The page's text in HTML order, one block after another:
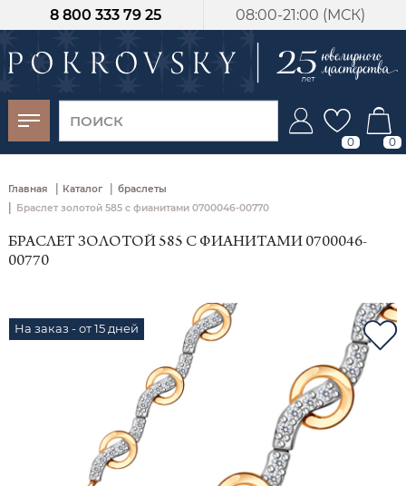
08:00-21:00 (МСК)
8 800 333 79 25
0 0
Главная | Каталог | браслеты
| Браслет золотой 585 с фианитами 0700046-00770
БРАСЛЕТ ЗОЛОТОЙ 585 С ФИАНИТАМИ 0700046-
00770
На заказ - от 15 дней
-30%
от 15 дней с
момента оплаты